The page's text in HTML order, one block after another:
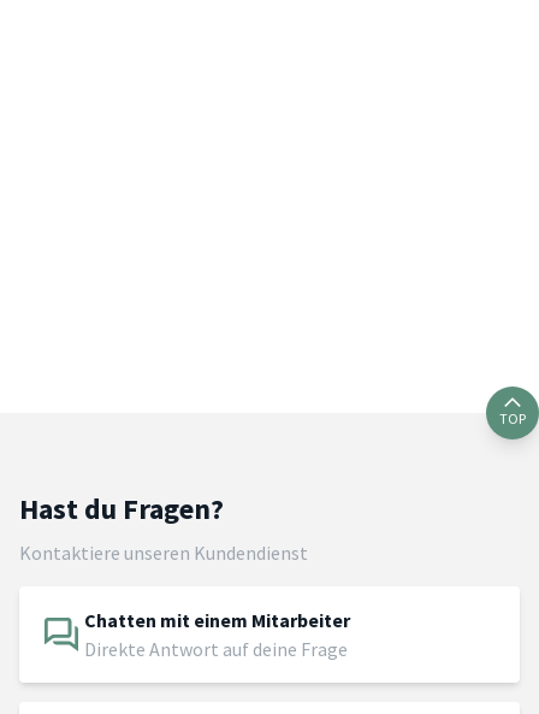
TOP
Hast du Fragen?
Kontaktiere unseren Kundendienst
Chatten mit einem Mitarbeiter
Direkte Antwort auf deine Frage